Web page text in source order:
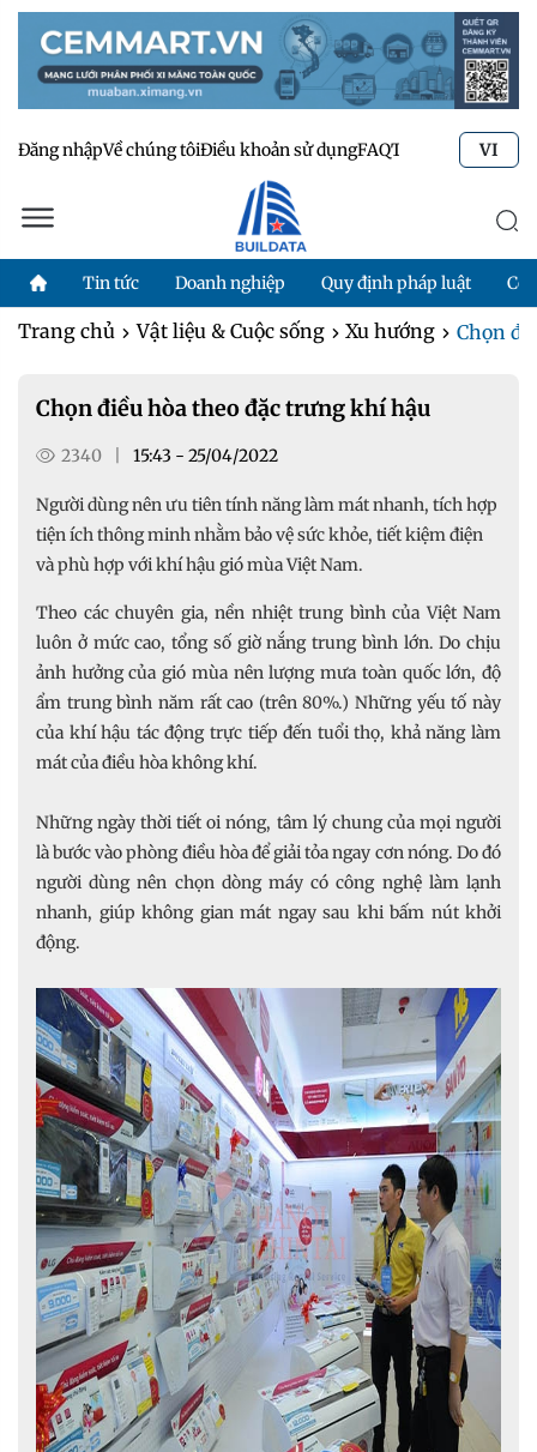
Đăng nhậpVề chúng tôiĐiều khoản sử dụngFAQTư vấn kỹ thuật
VI
Tin tức Doanh nghiệp Quy định pháp luật
Trang chủ Vật liệu & Cuộc sống Xu hướng Chọn
Chọn điều hòa theo đặc trưng khí hậu
2340 15:43 - 25/04/2022
Người dùng nên ưu tiên tính năng làm mát nhanh, tích hợp
tiện ích thông minh nhằm bảo vệ sức khỏe, tiết kiệm điện
và phù hợp với khí hậu gió mùa Việt Nam.
Theo các chuyên gia, nền nhiệt trung bình của Việt Nam
luôn ở mức cao, tổng số giờ nắng trung bình lớn. Do chịu
ảnh hưởng của gió mùa nên lượng mưa toàn quốc lớn, độ
ẩm trung bình năm rất cao (trên 80%.) Những yếu tố này
của khí hậu tác động trực tiếp đến tuổi thọ, khả năng làm
mát của điều hòa không khí.
Những ngày thời tiết oi nóng, tâm lý chung của mọi người
là bước vào phòng điều hòa để giải tỏa ngay cơn nóng. Do đó
người dùng nên chọn dòng máy có công nghệ làm lạnh
nhanh, giúp không gian mát ngay sau khi bấm nút khởi
động.